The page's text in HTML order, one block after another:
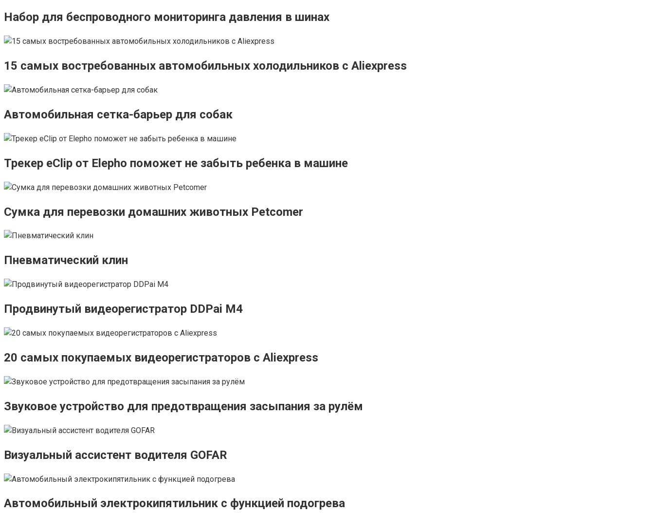
Набор для беспроводного мониторинга давления в шинах
15 самых востребованных автомобильных холодильников с Aliexpress
Автомобильная сетка-барьер для собак
Трекер eClip от Elepho поможет не забыть ребенка в машине
Сумка для перевозки домашних животных Petcomer
Пневматический клин
Продвинутый видеорегистратор DDPai M4
20 самых покупаемых видеорегистраторов с Aliexpress
Звуковое устройство для предотвращения засыпания за рулём
Визуальный ассистент водителя GOFAR
Автомобильный электрокипятильник с функцией подогрева